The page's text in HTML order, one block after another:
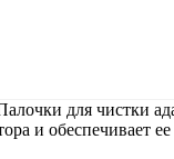
для чистки
и обеспечивает